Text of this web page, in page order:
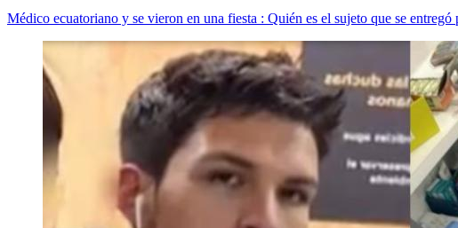
Médico ecuatoriano y se vieron en una fiesta : Quién es el sujeto que se